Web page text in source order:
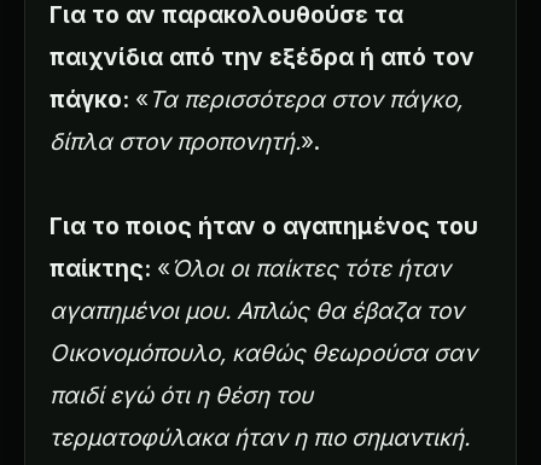
Για το αν παρακολουθούσε τα
παιχνίδια από την εξέδρα ή από τον
πάγκο: « Τα περισσότερα στον πάγκο,
δίπλα στον προπονητή.».
Για το ποιος ήταν ο αγαπημένος του
παίκτης: «Όλοι οι παίκτες τότε ήταν
αγαπημένοι μου. Απλώς θα έβαζα τον
Οικονομόπουλο, καθώς θεωρούσα σαν
παιδί εγώ ότι η θέση του
τερματοφύλακα ήταν η πιο σημαντική.